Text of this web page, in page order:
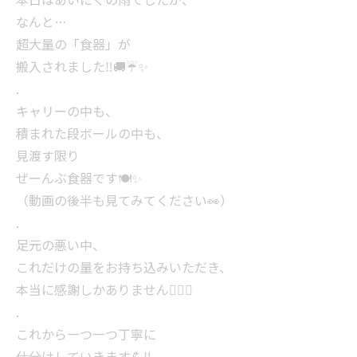
なんと…
超大量の「食器」が
搬入されました‼️🚚☔️✨️
.
キャリーの中も、
積まれた段ボールの中も、
見渡す限り
ぜーんぶ食器です🍽️✨
（動画の後半も見てみてください👀）
.
足元の悪い中、
これだけの量をお持ち込みいただき、
本当に感謝しかありません🙇‍♂️✨
.
これから一つ一つ丁寧に